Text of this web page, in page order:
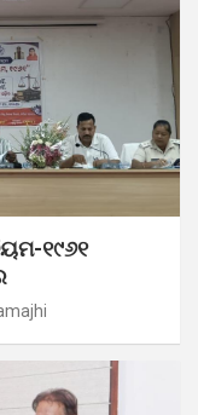
୧୯୬୧